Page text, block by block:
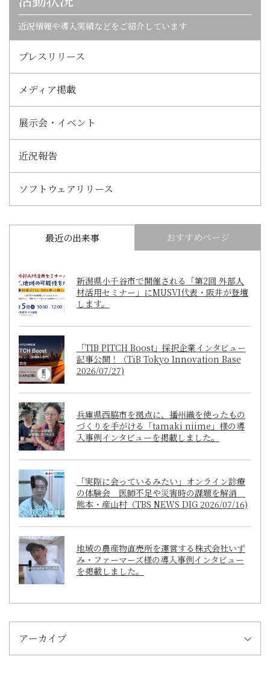
近況情報や導入実績などをご紹介しています
プレスリリース
メディア掲載
展示会・イベント
近況報告
ソフトウェアリリース
最近の出来事 おすすめページ
新潟県小千谷市で開催される「第2回 外部人
材活用セミナー」にMUSVI代表・阪井が登壇
します。
「TIB PITCH Boost」採択企業インタビュー
記事公開！（TiB Tokyo Innovation Base
2026/07/27)
兵庫県西脇市を拠点に、播州織を使ったもの
づくりを手がける「tamaki niime」様の導
入事例インタビューを掲載しました。
「実際に会っているみたい」オンライン診療
の体験会 医師不足や災害時の課題を解消
熊本・産山村（TBS NEWS DIG 2026/07/16)
地域の農産物直売所を運営する株式会社いず
み・ファーマーズ様の導入事例インタビュー
を掲載しました。
アーカイブ